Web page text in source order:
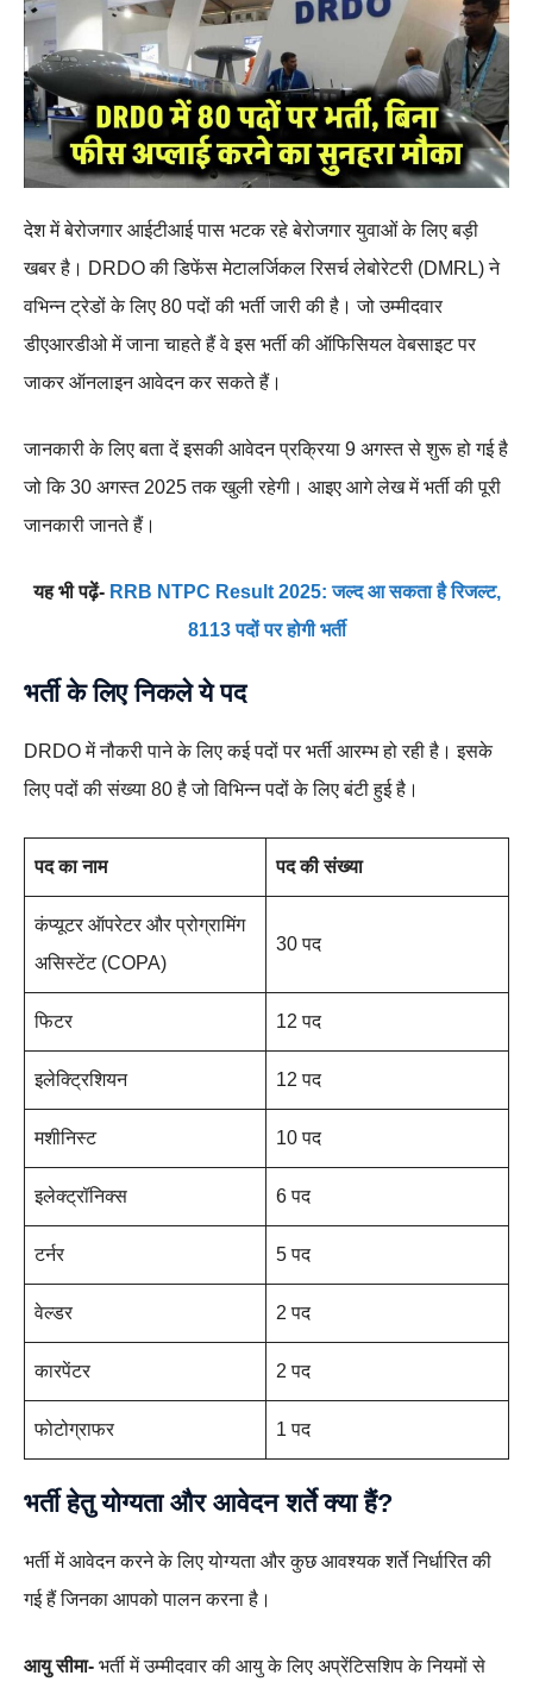
देश में बेरोजगार आईटीआई पास भटक रहे बेरोजगार युवाओं के लिए बड़ी
खबर है। DRDO की डिफेंस मेटालर्जिकल रिसर्च लेबोरेटरी (DMRL) ने
वभिन्न ट्रेडों के लिए 80 पदों की भर्ती जारी की है। जो उम्मीदवार
डीएआरडीओ में जाना चाहते हैं वे इस भर्ती की ऑफिसियल वेबसाइट पर
जाकर ऑनलाइन आवेदन कर सकते हैं।
जानकारी के लिए बता दें इसकी आवेदन प्रक्रिया 9 अगस्त से शुरू हो गई है
जो कि 30 अगस्त 2025 तक खुली रहेगी। आइए आगे लेख में भर्ती की पूरी
जानकारी जानते हैं।
यह भी पढ़ें- RRB NTPC Result 2025: जल्द आ सकता है रिजल्ट,
8113 पदों पर होगी भर्ती
भर्ती के लिए निकले ये पद
DRDO में नौकरी पाने के लिए कई पदों पर भर्ती आरम्भ हो रही है। इसके
लिए पदों की संख्या 80 है जो विभिन्न पदों के लिए बंटी हुई है।
पद का नाम पद की संख्या
कंप्यूटर ऑपरेटर और प्रोग्रामिंग
असिस्टेंट (COPA)
30 पद
फिटर 12 पद
इलेक्ट्रिशियन 12 पद
मशीनिस्ट 10 पद
इलेक्ट्रॉनिक्स 6 पद
टर्नर 5 पद
वेल्डर 2 पद
कारपेंटर 2 पद
फोटोग्राफर 1 पद
भर्ती हेतु योग्यता और आवेदन शर्ते क्या हैं?
भर्ती में आवेदन करने के लिए योग्यता और कुछ आवश्यक शर्ते निर्धारित की
गई हैं जिनका आपको पालन करना है।
आयु सीमा- भर्ती में उम्मीदवार की आयु के लिए अप्रेंटिसशिप के नियमों से